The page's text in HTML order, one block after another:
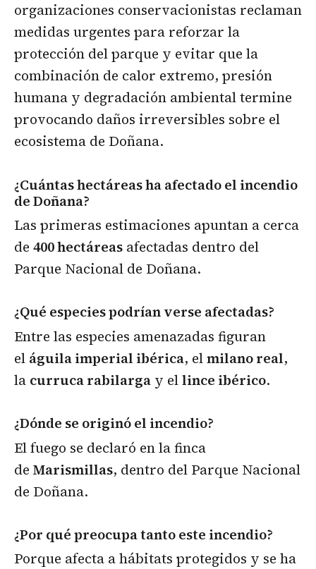
organizaciones conservacionistas reclaman
medidas urgentes para reforzar la
protección del parque y evitar que la
combinación de calor extremo, presión
humana y degradación ambiental termine
provocando daños irreversibles sobre el
ecosistema de Doñana.
¿Cuántas hectáreas ha afectado el incendio
de Doñana?
Las primeras estimaciones apuntan a cerca
de 400 hectáreas afectadas dentro del
Parque Nacional de Doñana.
¿Qué especies podrían verse afectadas?
Entre las especies amenazadas figuran
el águila imperial ibérica, elmilano real,
la curruca rabilarga y ellince ibérico.
¿Dónde se originó el incendio?
El fuego se declaró en la finca
de Marismillas, dentro del Parque Nacional
de Doñana.
¿Por qué preocupa tanto este incendio?
Porque afecta a hábitats protegidos y se ha